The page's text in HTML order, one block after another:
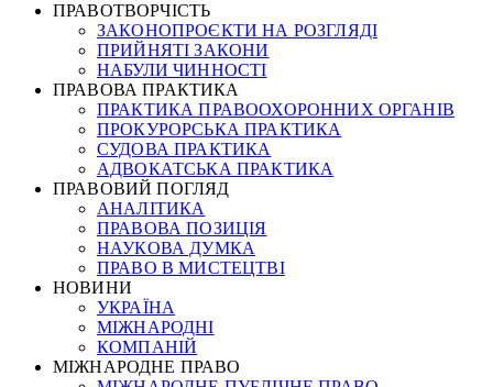
ПРАВОТВОРЧІСТЬ
ЗАКОНОПРОЄКТИ НА РОЗГЛЯДІ
ПРИЙНЯТІ ЗАКОНИ
НАБУЛИ ЧИННОСТІ
ПРАВОВА ПРАКТИКА
ПРАКТИКА ПРАВООХОРОННИХ ОРГАНІВ
ПРОКУРОРСЬКА ПРАКТИКА
СУДОВА ПРАКТИКА
АДВОКАТСЬКА ПРАКТИКА
ПРАВОВИЙ ПОГЛЯД
АНАЛІТИКА
ПРАВОВА ПОЗИЦІЯ
НАУКОВА ДУМКА
ПРАВО В МИСТЕЦТВІ
НОВИНИ
УКРАЇНА
МІЖНАРОДНІ
КОМПАНІЙ
МІЖНАРОДНЕ ПРАВО